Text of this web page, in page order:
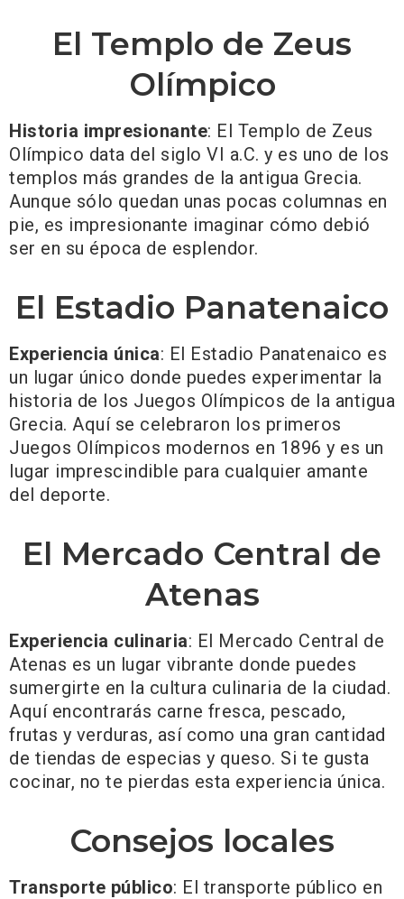
El Templo de Zeus
Olímpico
Historia impresionante: El Templo de Zeus
Olímpico data del siglo VI a.C. y es uno de los
templos más grandes de la antigua Grecia.
Aunque sólo quedan unas pocas columnas en
pie, es impresionante imaginar cómo debió
ser en su época de esplendor.
El Estadio Panatenaico
Experiencia única: El Estadio Panatenaico es
un lugar único donde puedes experimentar la
historia de los Juegos Olímpicos de la antigua
Grecia. Aquí se celebraron los primeros
Juegos Olímpicos modernos en 1896 y es un
lugar imprescindible para cualquier amante
del deporte.
El Mercado Central de
Atenas
Experiencia culinaria: El Mercado Central de
Atenas es un lugar vibrante donde puedes
sumergirte en la cultura culinaria de la ciudad.
Aquí encontrarás carne fresca, pescado,
frutas y verduras, así como una gran cantidad
de tiendas de especias y queso. Si te gusta
cocinar, no te pierdas esta experiencia única.
Consejos locales
Transporte público: El transporte público en